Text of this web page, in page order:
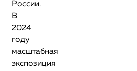
России.
В
2024
году
масштабная
экспозиция